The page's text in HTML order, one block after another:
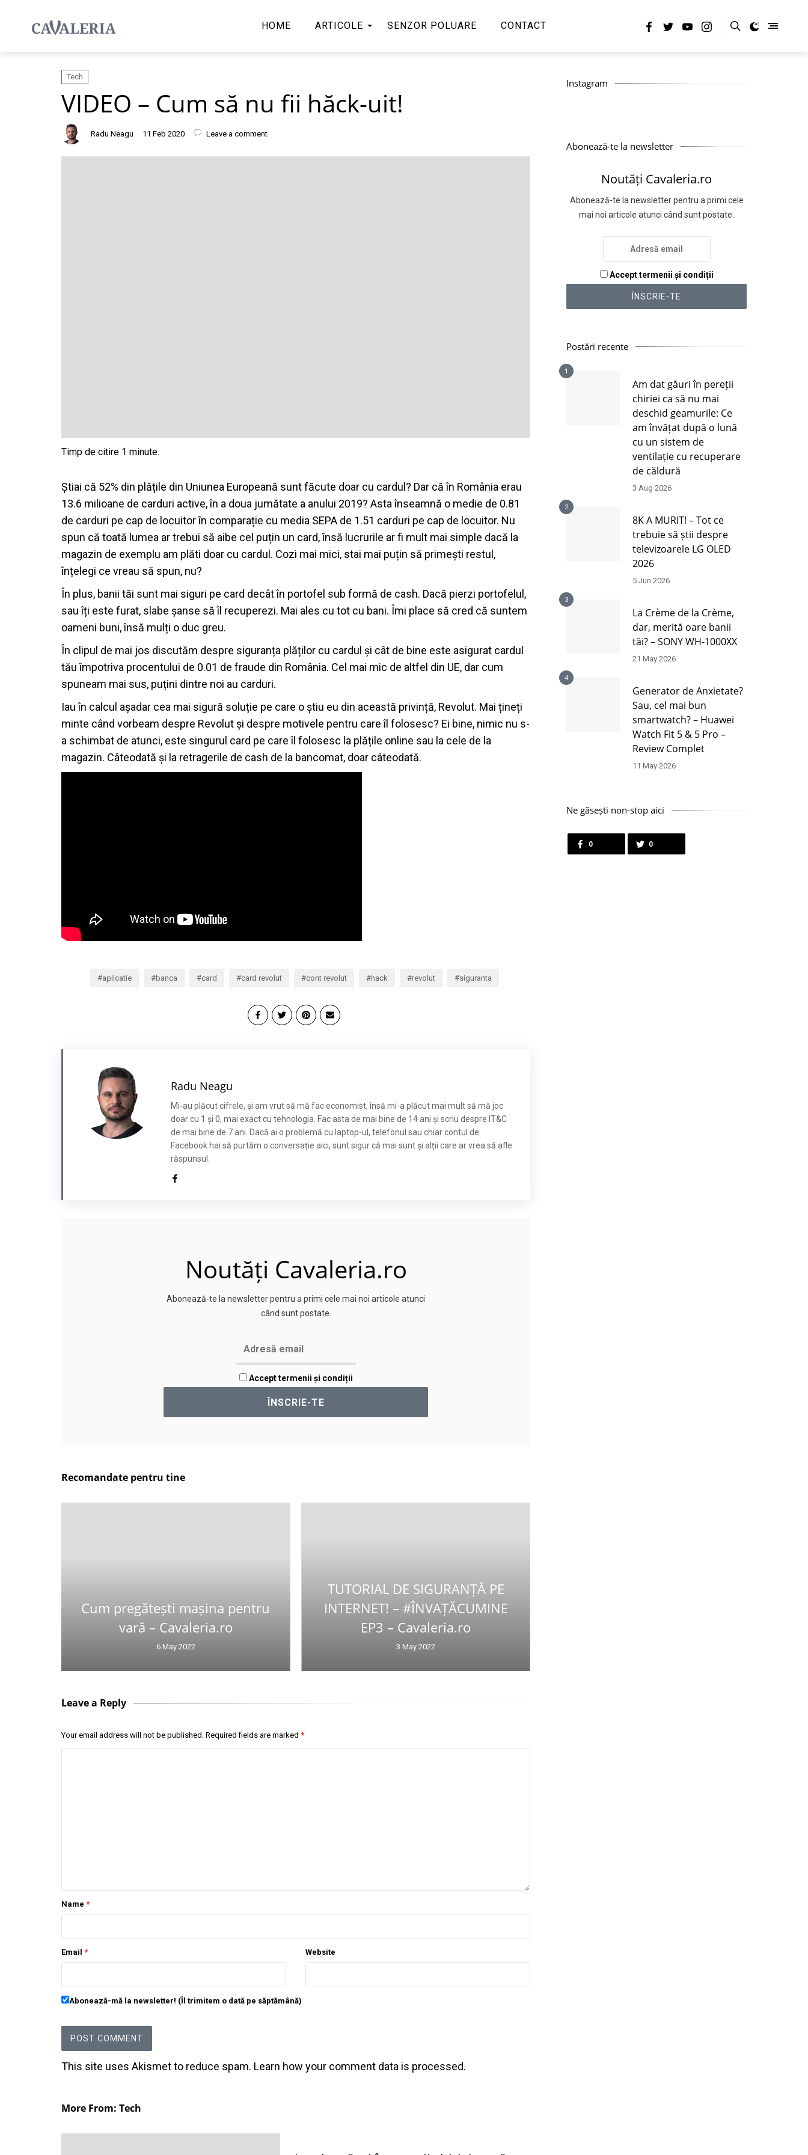
HOME ARTICOLE SENZOR POLUARE CONTACT
Tech
VIDEO – Cum să nu fii hăck-uit!
Radu Neagu 11 Feb 2020 Leave a comment
Știai că 52% din plățile din Uniunea Europeană sunt făcute doar cu cardul? Dar că în România erau
13.6 milioane de carduri active, în a doua jumătate a anului 2019? Asta înseamnă o medie de 0.81
de carduri pe cap de locuitor în comparație cu media SEPA de 1.51 carduri pe cap de locuitor. Nu
spun că toată lumea ar trebui să aibe cel puțin un card, însă lucrurile ar fi mult mai simple dacă la
magazin de exemplu am plăti doar cu cardul. Cozi mai mici, stai mai puțin să primești restul,
înțelegi ce vreau să spun, nu?
În plus, banii tăi sunt mai siguri pe card decât în portofel sub formă de cash. Dacă pierzi portofelul,
sau îți este furat, slabe șanse să îl recuperezi. Mai ales cu tot cu bani. Îmi place să cred că suntem
oameni buni, însă mulți o duc greu.
În clipul de mai jos discutăm despre siguranța plăților cu cardul și cât de bine este asigurat cardul
tău împotriva procentului de 0.01 de fraude din România. Cel mai mic de altfel din UE, dar cum
spuneam mai sus, puțini dintre noi au carduri.
Iau în calcul așadar cea mai sigură soluție pe care o știu eu din această privință, Revolut. Mai țineți
minte când vorbeam despre Revolut și despre motivele pentru care îl folosesc? Ei bine, nimic nu s-
a schimbat de atunci, este singurul card pe care îl folosesc la plățile online sau la cele de la
magazin. Câteodată și la retragerile de cash de la bancomat, doar câteodată.
aplicatie banca card card revolut cont revolut hack revolut siguranta
Radu Neagu
Mi-au plăcut cifrele, și am vrut să mă fac economist, însă mi-a plăcut mai mult să mă joc
doar cu 1 și 0, mai exact cu tehnologia. Fac asta de mai bine de 14 ani și scriu despre IT&C
de mai bine de 7 ani. Dacă ai o problemă cu laptop-ul, telefonul sau chiar contul de
Facebook hai să purtăm o conversație aici, sunt sigur că mai sunt și alții care ar vrea să afle
răspunsul.
Noutăți Cavaleria.ro
Abonează-te la newsletter pentru a primi cele mai noi articole atunci
când sunt postate.
Accept termenii și condiții
Recomandate pentru tine
Cum pregătești mașina pentru
vară – Cavaleria.ro
6 May 2022
TUTORIAL DE SIGURANȚĂ PE
INTERNET! – #ÎNVAȚĂCUMINE
EP3 – Cavaleria.ro
3 May 2022
Leave a Reply
Your email address will not be published. Required fields are marked *
Name *
Email * Website
Abonează-mă la newsletter! (Îl trimitem o dată pe săptămână)
This site uses Akismet to reduce spam. Learn how your comment data is processed.
More From: Tech
Instagram
Abonează-te la newsletter
Noutăți Cavaleria.ro
Abonează-te la newsletter pentru a primi cele
mai noi articole atunci când sunt postate.
Accept termenii și condiții
Postări recente
1
Am dat găuri în pereții
chiriei ca să nu mai
deschid geamurile: Ce
am învățat după o lună
cu un sistem de
ventilație cu recuperare
de căldură
3 Aug 2026
2
8K A MURIT! – Tot ce
trebuie să știi despre
televizoarele LG OLED
2026
5 Jun 2026
3
La Crème de la Crème,
dar, merită oare banii
tăi? – SONY WH-1000XX
21 May 2026
4
Generator de Anxietate?
Sau, cel mai bun
smartwatch? – Huawei
Watch Fit 5 & 5 Pro –
Review Complet
11 May 2026
Ne găsești non-stop aici
0 0